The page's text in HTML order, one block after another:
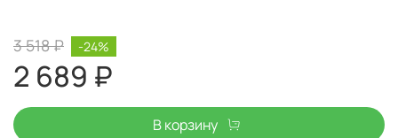
3 518 ₽
2 689 ₽
-24%
В корзину